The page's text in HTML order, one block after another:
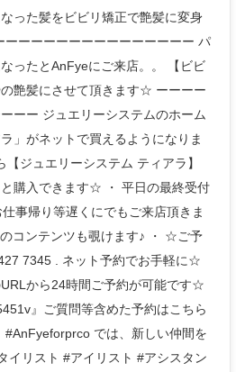
なった髪をビビリ矯正で艶髪に変身
ーーーーーーーーーーーーーーー パ
ったとAnFyeにご来店。。 【ビビ
艶髪にさせて頂きます☆ ーーーー
ーー ジュエリーシステムのホーム
」がネットで買えるようになりま
【ジュエリーシステム ティアラ】
購入できます☆ ・ 平日の最終受付
事帰り等遅くにでもご来店頂きま
コンテンツも覗けます♪ ・ ☆ご予
7345 . ネット予約でお手軽に☆
から24時間ご予約が可能です☆
』ご質問等含めた予約はこちら
#AnFyeforprco では、新しい仲間を
イリスト #アイリスト #アシスタン